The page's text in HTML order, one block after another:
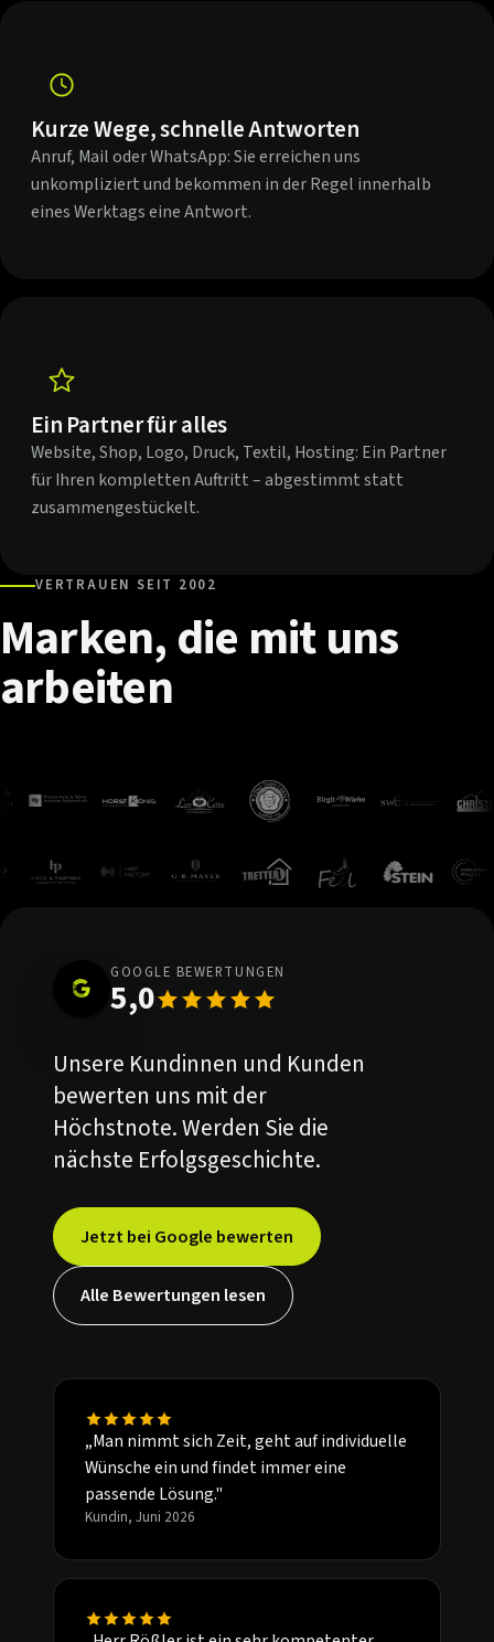
Kurze Wege, schnelle Antworten
Anruf, Mail oder WhatsApp: Sie erreichen uns
unkompliziert und bekommen in der Regel innerhalb
eines Werktags eine Antwort.
Ein Partner für alles
Website, Shop, Logo, Druck, Textil, Hosting: Ein Partner
für Ihren kompletten Auftritt – abgestimmt statt
zusammengestückelt.
VERTRAUEN SEIT 2002
Marken,die mituns
arbeiten
GOOGLE BEWERTUNGEN
5,0
Unsere Kundinnen und Kunden
bewerten uns mit der
Höchstnote. Werden Sie die
nächste Erfolgsgeschichte.
Jetzt bei Google bewerten
Alle Bewertungen lesen
„Man nimmt sich Zeit, geht auf individuelle
Wünsche ein und findet immer eine
passende Lösung."
Kundin, Juni 2026